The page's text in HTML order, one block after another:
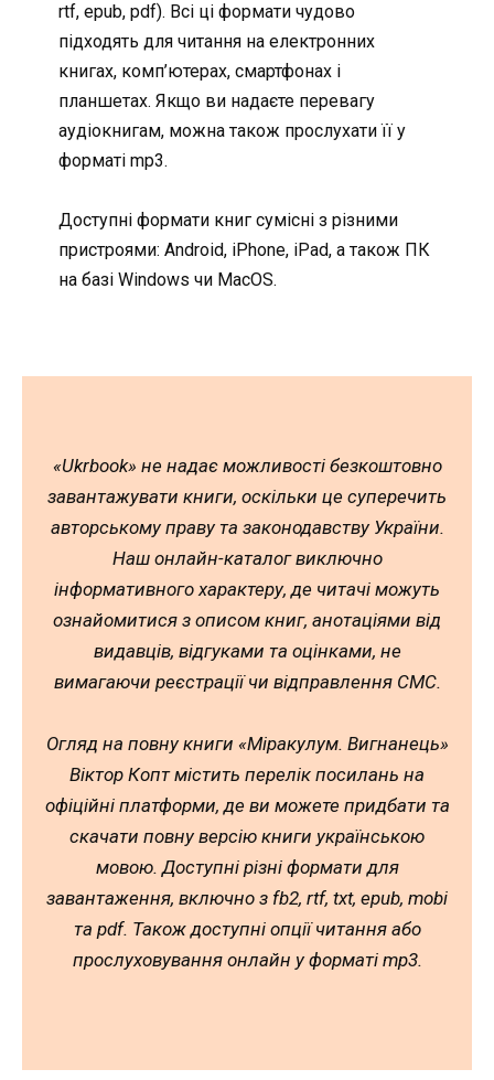
rtf, epub, pdf). Всі ці формати чудово
підходять для читання на електронних
книгах, комп’ютерах, смартфонах і
планшетах. Якщо ви надаєте перевагу
аудіокнигам, можна також прослухати її у
форматі mp3.
Доступні формати книг сумісні з різними
пристроями: Android, iPhone, iPad, а також ПК
на базі Windows чи MacOS.
«Ukrbook» не надає можливості безкоштовно
завантажувати книги, оскільки це суперечить
авторському праву та законодавству України.
Наш онлайн-каталог виключно
інформативного характеру, де читачі можуть
ознайомитися з описом книг, анотаціями від
видавців, відгуками та оцінками, не
вимагаючи реєстрації чи відправлення СМС.
Огляд на повну книги «Міракулум. Вигнанець»
Віктор Копт містить перелік посилань на
офіційні платформи, де ви можете придбати та
скачати повну версію книги українською
мовою. Доступні різні формати для
завантаження, включно з fb2, rtf, txt, epub, mobi
та pdf. Також доступні опції читання або
прослуховування онлайн у форматі mp3.